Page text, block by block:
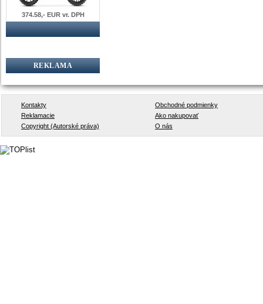
374.58,- EUR vr. DPH
REKLAMA
Kontakty
Obchodné podmienky
Reklamacie
Ako nakupovať
Copyright (Autorské práva)
O nás